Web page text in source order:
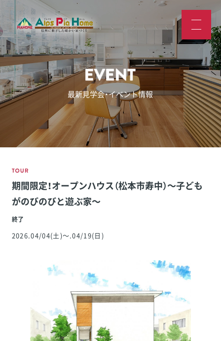
最新見学会・イベント情報
期間限定！オープンハウス（松本市寿中）～子ども
がのびのびと遊ぶ家～
終了
2026.04/04(土)～.04/19(日)